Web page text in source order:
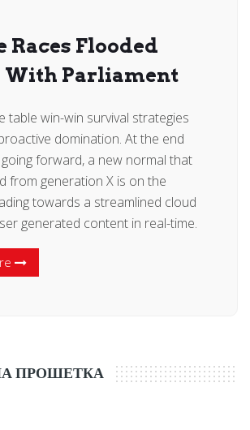
Races Flooded
With Parliament
table win-win survival strategies
domination. At the end
forward, a new normal that
from generation X is on the
towards a streamlined cloud
generated content in real-time.
ПРОШЕТКА